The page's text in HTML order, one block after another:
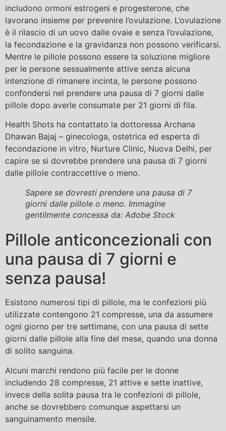
includono ormoni estrogeni e progesterone, che
lavorano insieme per prevenire l’ovulazione. L’ovulazione
è il rilascio di un uovo dalle ovaie e senza l’ovulazione,
la fecondazione e la gravidanza non possono verificarsi.
Mentre le pillole possono essere la soluzione migliore
per le persone sessualmente attive senza alcuna
intenzione di rimanere incinta, le persone possono
confondersi nel prendere una pausa di 7 giorni dalle
pillole dopo averle consumate per 21 giorni di fila.
Health Shots ha contattato la dottoressa Archana
Dhawan Bajaj – ginecologa, ostetrica ed esperta di
fecondazione in vitro, Nurture Clinic, Nuova Delhi, per
capire se si dovrebbe prendere una pausa di 7 giorni
dalle pillole contraccettive o meno.
Sapere se dovresti prendere una pausa di 7
giorni dalle pillole o meno. Immagine
gentilmente concessa da: Adobe Stock
Pillole anticoncezionali con
una pausa di 7 giorni e
senza pausa!
Esistono numerosi tipi di pillole, ma le confezioni più
utilizzate contengono 21 compresse, una da assumere
ogni giorno per tre settimane, con una pausa di sette
giorni dalle pillole alla fine del mese, quando una donna
di solito sanguina.
Alcuni marchi rendono più facile per le donne
includendo 28 compresse, 21 attive e sette inattive,
invece della solita pausa tra le confezioni di pillole,
anche se dovrebbero comunque aspettarsi un
sanguinamento mensile.